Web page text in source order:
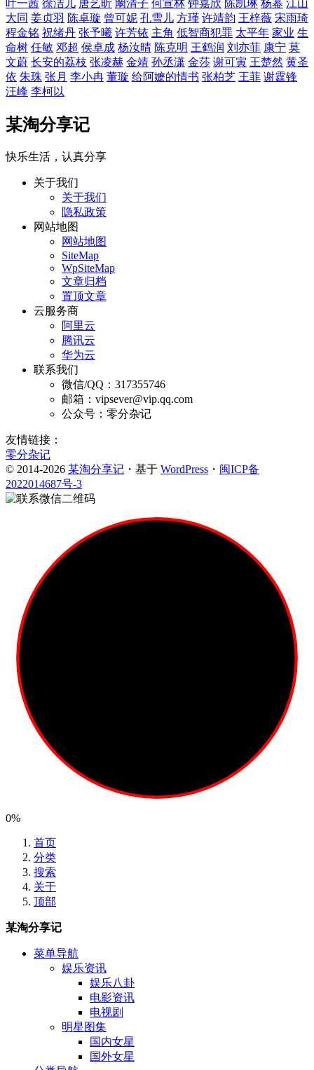
叶一茜 徐洁儿 唐艺昕 阚清子 何宣林 钟嘉欣 陈凯琳 杨幂 江山
大同 姜贞羽 陈卓璇 曾可妮 孔雪儿 方瑾 许靖韵 王梓薇 宋雨琦
程金铭 祝绪丹 张予曦 许芳铱 主角 低智商犯罪 太平年 家业 生
命树 任敏 邓超 侯卓成 杨汝晴 陈克明 王鹤润 刘亦菲 康宁 莫
文蔚 长安的荔枝 张凌赫 金靖 孙丞潇 金莎 谢可寅 王楚然 黄圣
依 朱珠 张月 李小冉 董璇 给阿嬷的情书 张柏芝 王菲 谢霆锋
汪峰 李柯以
某淘分享记
快乐生活，认真分享
关于我们
关于我们
隐私政策
网站地图
网站地图
SiteMap
WpSiteMap
文章归档
置顶文章
云服务商
阿里云
腾讯云
华为云
联系我们
微信/QQ：317355746
邮箱：vipsever@vip.qq.com
公众号：零分杂记
友情链接：
零分杂记
© 2014-2026 某淘分享记 ・基于 WordPress ・ 闽ICP备
2022014687号-3
0%
首页
分类
搜索
关于
顶部
某淘分享记
菜单导航
娱乐资讯
娱乐八卦
电影资讯
电视剧
明星图集
国内女星
国外女星